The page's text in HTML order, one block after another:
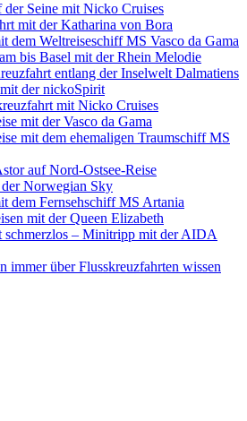
der Seine mit Nicko Cruises
mit der Katharina von Bora
dem Weltreiseschiff MS Vasco da Gama
bis Basel mit der Rhein Melodie
entlang der Inselwelt Dalmatiens
der nickoSpirit
mit Nicko Cruises
mit der Vasco da Gama
mit dem ehemaligen Traumschiff MS
auf Nord-Ostsee-Reise
Norwegian Sky
dem Fernsehschiff MS Artania
mit der Queen Elizabeth
schmerzlos – Minitripp mit der AIDA
immer über Flusskreuzfahrten wissen